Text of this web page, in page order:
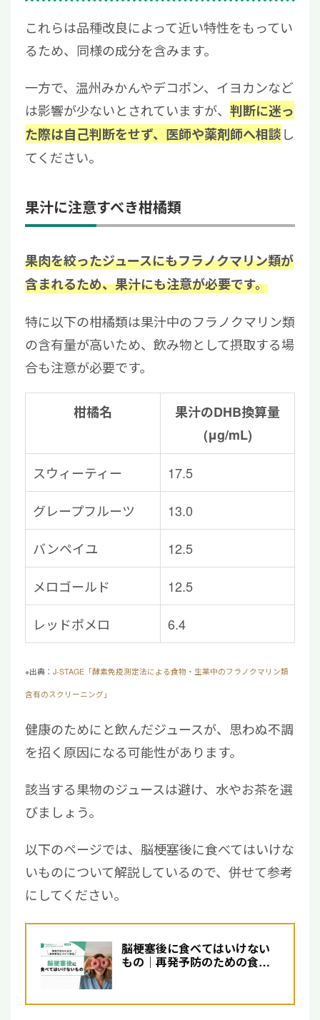
これらは品種改良によって近い特性をもってい
るため、同様の成分を含みます。
一方で、温州みかんやデコポン、イヨカンなど
は影響が少ないとされていますが、 判断に迷っ
た際は自己判断をせず、医師や薬剤師へ相談し
てください。
果汁に注意すべき柑橘類
果肉を絞ったジュースにもフラノクマリン類が
含まれるため、果汁にも注意が必要です。
特に以下の柑橘類は果汁中のフラノクマリン類
の含有量が高いため、飲み物として摂取する場
合も注意が必要です。
柑橘名
果汁のDHB換算量
(μg/mL)
スウィーティー 17.5
グレープフルーツ 13.0
バンペイユ 12.5
メロゴールド 12.5
レッドポメロ 6.4
※出典： J-STAGE「酵素免疫測定法による食物・生薬中のフラノクマリン類
含有のスクリーニング」
健康のためにと飲んだジュースが、思わぬ不調
を招く原因になる可能性があります。
該当する果物のジュースは避け、水やお茶を選
びましょう。
以下のページでは、脳梗塞後に食べてはいけな
いものについて解説しているので、併せて参考
にしてください。
脳梗塞後に食べてはいけない
もの｜再発予防のための食事